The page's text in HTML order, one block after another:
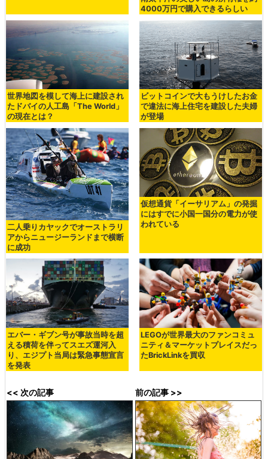
4000万円で購入できるらしい
世界地図を模して海上に建設され
たドバイの人工島「The World」
の現在とは？
ビットコインで大もうけしたお金
で違法に海上住宅を建設した夫婦
が登場
二人乗りカヤックでオーストラリ
アからニュージーランドまで横断
に成功
仮想通貨「イーサリアム」の発掘
にはすでに小国一国分の電力が使
われている
エバー・ギブン号が事故当時を超
える積荷を伴ってスエズ運河入
り、エジプト当局は緊急事態宣言
を発表
LEGOが世界最大のファンコミュ
ニティ＆マーケットプレイスだっ
たBrickLinkを買収
<< 次の記事 前の記事 >>